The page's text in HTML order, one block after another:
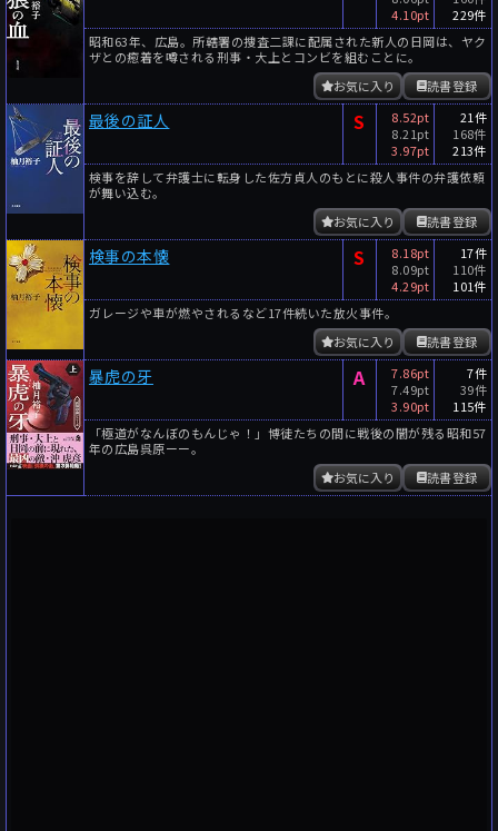
4.10pt
229件
昭和63年、広島。所轄署の捜査二課に配属された新人の日岡は、ヤク
ザとの癒着を噂される刑事・大上とコンビを組むことに。
読書登録
お気に入り
最後の証人 S
8.52pt
8.21pt
3.97pt
21件
168件
213件
検事を辞して弁護士に転身した佐方貞人のもとに殺人事件の弁護依頼
が舞い込む。
読書登録
お気に入り
検事の本懐 S
8.18pt
8.09pt
4.29pt
17件
110件
101件
ガレージや車が燃やされるなど17件続いた放火事件。
読書登録
お気に入り
暴虎の牙 A
7.86pt
7.49pt
3.90pt
7件
39件
115件
「極道がなんぼのもんじゃ！」博徒たちの間に戦後の闇が残る昭和57
年の広島呉原ーー。
読書登録
お気に入り